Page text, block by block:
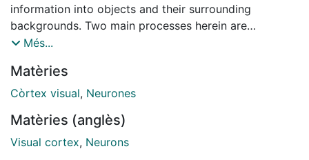
information into objects and their surrounding
backgrounds. Two main processes herein are
boundary assignment and surface segregation, which
Recurrent processing either by intrinsic horizontal
connections that connect surrounding neurons or by
such information, and are considered to be the neural
substrate for figure-ground segmentation. On the
Més...
Matèries
Còrtex visual, Neurones
Matèries (anglès)
Visual cortex, Neurons